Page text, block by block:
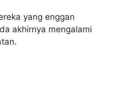
yang enggan
akhirnya mengalami